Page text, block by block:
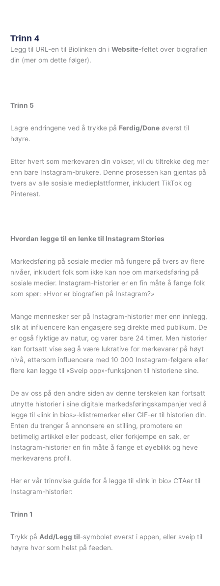
Trinn 4
Legg til URL-en til Biolinken dn i Website-feltet over biografien
din (mer om dette følger).
Trinn 5
Lagre endringene ved å trykke på Ferdig/Doneøverst til
høyre.
Etter hvert som merkevaren din vokser, vil du tiltrekke deg mer
enn bare Instagram-brukere. Denne prosessen kan gjentas på
tvers av alle sosiale medieplattformer, inkludert TikTok og
Pinterest.
Hvordan legge til en lenke til Instagram Stories
Markedsføring på sosiale medier må fungere på tvers av flere
nivåer, inkludert folk som ikke kan noe om markedsføring på
sosiale medier. Instagram-historier er en fin måte å fange folk
som spør: «Hvor er biografien på Instagram?»
Mange mennesker ser på Instagram-historier mer enn innlegg,
slik at influencere kan engasjere seg direkte med publikum. De
er også flyktige av natur, og varer bare 24 timer. Men historier
kan fortsatt vise seg å være lukrative for merkevarer på høyt
nivå, ettersom influencere med 10 000 Instagram-følgere eller
flere kan legge til «Sveip opp»-funksjonen til historiene sine.
De av oss på den andre siden av denne terskelen kan fortsatt
utnytte historier i sine digitale markedsføringskampanjer ved å
legge til «link in bios»-klistremerker eller GIF-er til historien din.
Enten du trenger å annonsere en stilling, promotere en
betimelig artikkel eller podcast, eller forkjempe en sak, er
Instagram-historier en fin måte å fange et øyeblikk og heve
merkevarens profil.
Her er vår trinnvise guide for å legge til «link in bio» CTAer til
Instagram-historier:
Trinn 1
Trykk på Add/Legg til-symbolet øverst i appen, eller sveip til
høyre hvor som helst på feeden.